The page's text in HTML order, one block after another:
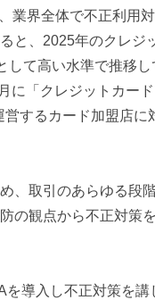
業界全体で不正利用
と、2025年のクレジ
て高い水準で推移し
に「クレジットカー
するカード加盟店に
、取引のあらゆる段
の観点から不正対策
導入し不正対策を講